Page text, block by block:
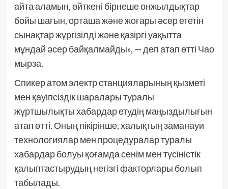
айта аламын, өйткені бірнеше онжылдықтар
бойы шағын, орташа және жоғары әсер ететін
сынақтар жүргізілді және қазіргі уақытта
мұндай әсер байқалмайды», — деп атап өтті Чао
мырза.
Спикер атом электр станцияларының қызметі
мен қауіпсіздік шаралары туралы
жұртшылықты хабардар етудің маңыздылығын
атап өтті. Оның пікірінше, халықтың заманауи
технологиялар мен процедуралар туралы
хабардар болуы қоғамда сенім мен түсіністік
қалыптастырудың негізгі факторлары болып
табылады.